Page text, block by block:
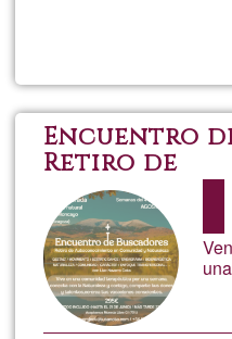
Encuentro
Retiro de
Comunidad y
Agosto 2024